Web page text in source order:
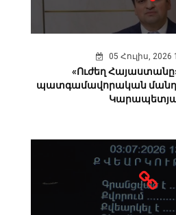
05 Հուլիս, 2026
«Ուժեղ
պատգամավորական